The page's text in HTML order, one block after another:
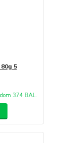
5
374 BAL.